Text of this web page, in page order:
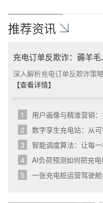
推荐资讯
充电订单反欺诈：薅羊
深入解析充电订单反欺诈策
【查看详情】
1
用户画像与精准营销
2
数字孪生充电站：从
3
智能调度算法：让每
4
AI负荷预测如何把充
5
一张充电桩运营驾驶